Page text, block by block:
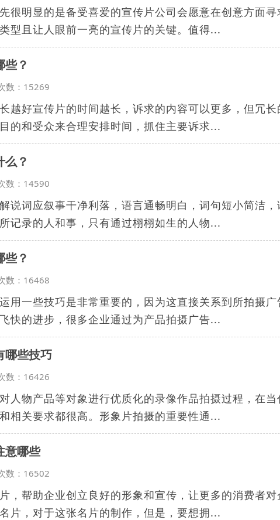
很明显的是备受喜爱的宣传片公司会愿意在创意方面
型且让人眼前一亮的宣传片的关键。值得...
些？
数：15269
越好宣传片的时间越长，诉求的内容可以更多，但冗
的和受众来合理安排时间，抓住主要诉求...
么？
数：14590
说词应叙事干净利落，语言通畅明白，词句短小简洁
记录的人和事，只有通过栩栩如生的人物...
些？
数：16468
用一些技巧是非常重要的，因为这直接关系到所拍摄
快的进步，很多企业通过为产品拍摄广告...
哪些技巧
数：16426
人物产品等对象进行优质化的录像作品拍摄过程，在
相关要求都很高。形象片拍摄的重要性通...
意哪些
数：16502
，帮助企业创立良好的形象和宣传，让更多的消费者
片，对于这张名片的制作，但是，要想拥...